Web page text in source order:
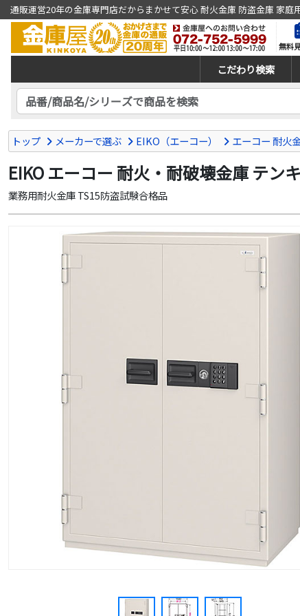
通販運営20年の金庫専門店だからまかせて安心 耐火金庫 防盗金庫 家庭
無料
こだわり検索
トップ メーカーで選ぶ EIKO（エーコー） エーコー 耐火
EIKO エーコー 耐火・耐破壊金庫 テン
業務用耐火金庫 TS15防盗試験合格品